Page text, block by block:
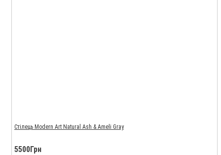
Стілець Modern Art Natural Ash & Ameli Gray
5500Грн